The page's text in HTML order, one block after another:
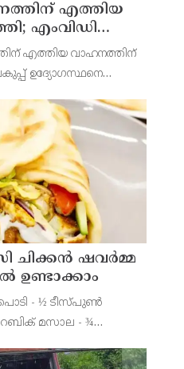
എത്തിയ
എംവിഡി
എത്തിയ വാഹനത്തിന്
ഉദ്യോഗസ്ഥനെ
സസ്പെൻഡ് ചെയ്തത്
ചിക്കൻ ഷവർമ്മ
ഉണ്ടാക്കാം
- ½ ടീസ്പുൺ
മസാല - ¾